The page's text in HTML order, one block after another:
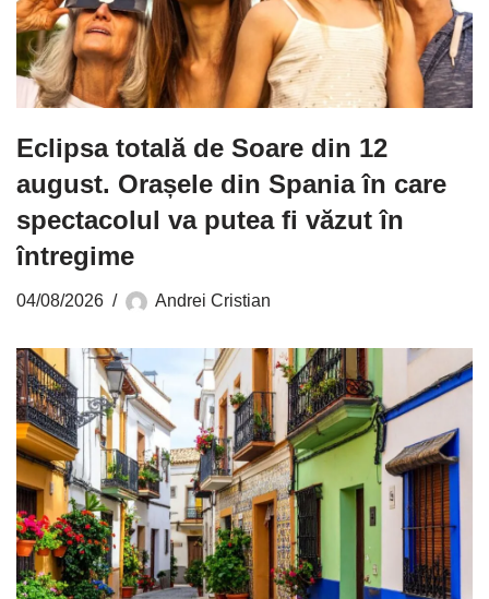
Eclipsa totală de Soare din 12
august. Orașele din Spania în care
spectacolul va putea fi văzut în
întregime
04/08/2026 Andrei Cristian